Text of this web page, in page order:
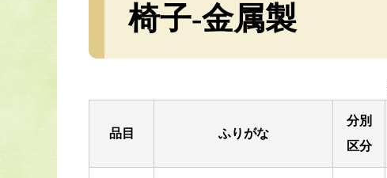
椅子-金属製
品目 ふりがな
分別
区分